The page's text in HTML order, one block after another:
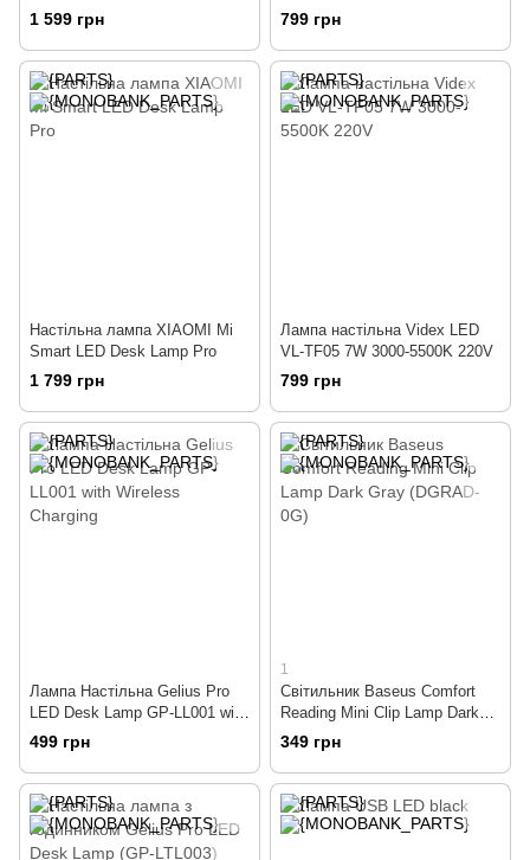
520 2600 lm-5000K 9W
(MJTD01SYL) (MUE4105GL)
1 599 грн
Desk Lamp Spotlight White
(DGIWK-A02)
799 грн
Настільна лампа XIAOMI Mi
Smart LED Desk Lamp Pro
1 799 грн
Лампа настільна Videx LED
VL-TF05 7W 3000-5500K 220V
799 грн
Лампа Настільна Gelius Pro
LED Desk Lamp GP-LL001 with
Wireless Charging
499 грн
1
Світильник Baseus Comfort
Reading Mini Clip Lamp Dark
Gray (DGRAD-0G)
349 грн